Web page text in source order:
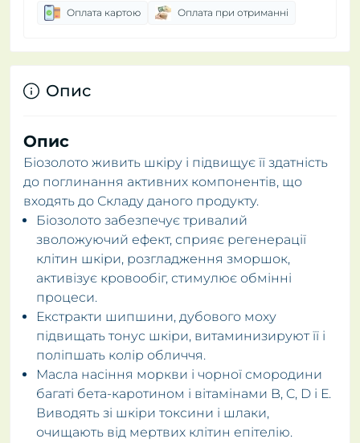
Оплата картою Оплата при отриманні
Опис
Опис
Біозолото живить шкіру і підвищує її здатність
до поглинання активних компонентів, що
входять до Складу даного продукту.
Біозолото забезпечує тривалий
зволожуючий ефект, сприяє регенерації
клітин шкіри, розгладження зморшок,
активізує кровообіг, стимулює обмінні
процеси.
Екстракти шипшини, дубового моху
підвищать тонус шкіри, витаминизируют її і
поліпшать колір обличчя.
Масла насіння моркви і чорної смородини
багаті бета-каротином і вітамінами B, C, D і Е.
Виводять зі шкіри токсини і шлаки,
очищають від мертвих клітин епітелію.